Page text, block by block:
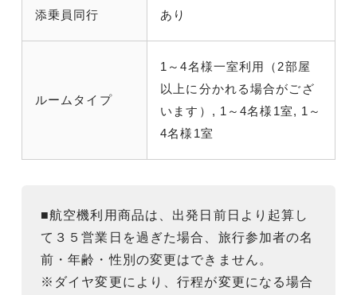
添乗員同行 あり
ルームタイプ
1～4名様一室利用（2部屋
以上に分かれる場合がござ
います）, 1～4名様1室, 1～
4名様1室
■航空機利用商品は、出発日前日より起算し
て３５営業日を過ぎた場合、旅行参加者の名
前・年齢・性別の変更はできません。
※ダイヤ変更により、行程が変更になる場合